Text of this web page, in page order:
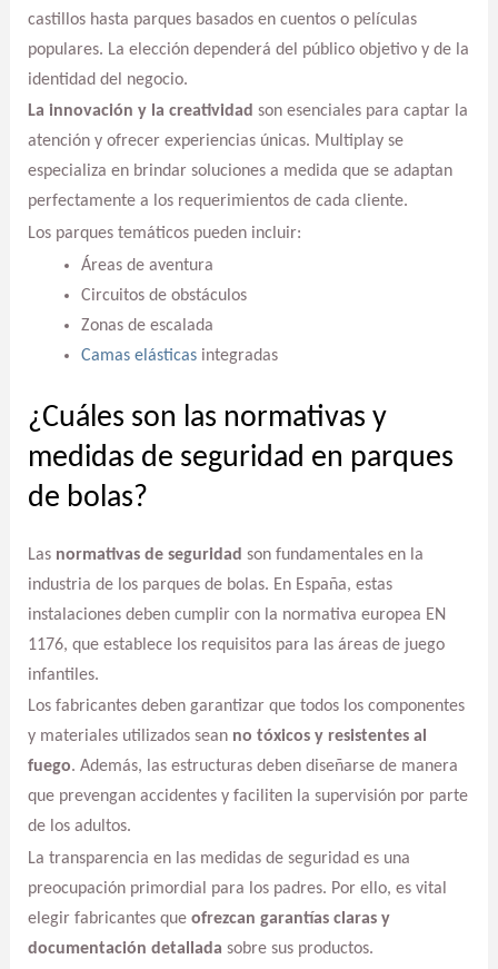
castillos hasta parques basados en cuentos o películas
populares. La elección dependerá del público objetivo y de la
identidad del negocio.
La innovación y la creatividad son esenciales para captar la
atención y ofrecer experiencias únicas. Multiplay se
especializa en brindar soluciones a medida que se adaptan
perfectamente a los requerimientos de cada cliente.
Los parques temáticos pueden incluir:
Áreas de aventura
Circuitos de obstáculos
Zonas de escalada
Camas elásticasintegradas
¿Cuáles son las normativas y
medidas de seguridad en parques
de bolas?
Las normativas de seguridad son fundamentales en la
industria de los parques de bolas. En España, estas
instalaciones deben cumplir con la normativa europea EN
1176, que establece los requisitos para las áreas de juego
infantiles.
Los fabricantes deben garantizar que todos los componentes
y materiales utilizados sean no tóxicos y resistentes al
fuego. Además, las estructuras deben diseñarse de manera
que prevengan accidentes y faciliten la supervisión por parte
de los adultos.
La transparencia en las medidas de seguridad es una
preocupación primordial para los padres. Por ello, es vital
elegir fabricantes que ofrezcan garantías claras y
documentación detallada sobre sus productos.